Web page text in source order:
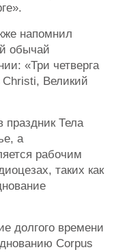
напомнил
обычай
«Три четверга
Великий
праздник Тела
а
рабочим
таких как
долгого времени
Corpus